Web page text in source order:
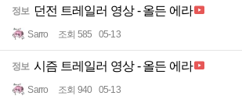
정보 던전 트레일러 영상 - 올든 에라
Sarro 조회 585 05-13
정보 시즘 트레일러 영상 - 올든 에라
Sarro 조회 940 05-13